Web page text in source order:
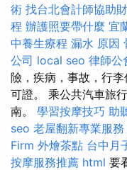
術 找台北會計師協助
程 辦護照要帶什麼 宜
中養生療程 漏水 原因
公司 local seo 律師公
險，疾病，事故，行
可證。 乘公共汽車旅
南。 學習按摩技巧 助
seo 老屋翻新專業服務
Firm 外燴茶點 台中月
按摩服務推薦 html 要